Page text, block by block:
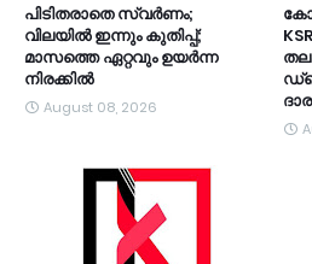
പിടിതരാതെ സ്വർണം;
വിലയിൽ ഇന്നും കുതിപ്പ്;
മാസത്തെ ഏറ്റവും ഉയർന്ന
നിരക്കിൽ
August 08, 2026